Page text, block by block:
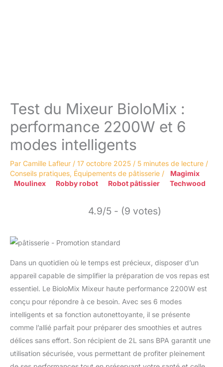
Test du Mixeur BioloMix :
performance 2200W et 6
modes intelligents
Par Camille Lafleur / 17 octobre 2025 / 5 minutes de lecture /
Conseils pratiques, Équipements de pâtisserie /
Magimix
Moulinex
Robby robot Robot pâtissier Techwood
4.9/5 - (9 votes)
Dans un quotidien où le temps est précieux, disposer d’un
appareil capable de simplifier la préparation de vos repas est
essentiel. Le BioloMix Mixeur haute performance 2200W est
conçu pour répondre à ce besoin. Avec ses 6 modes
intelligents et sa fonction autonettoyante, il se présente
comme l’allié parfait pour préparer des smoothies et autres
délices sans effort. Son récipient de 2L sans BPA garantit une
utilisation sécurisée, vous permettant de profiter pleinement